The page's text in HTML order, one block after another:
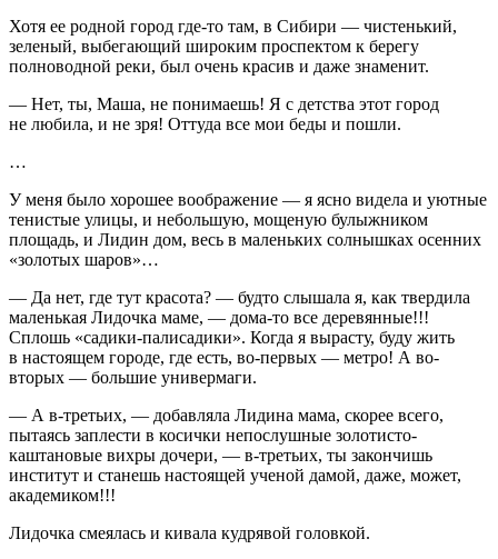
Хотя ее родной город где-то там, в Сибири — чистенький,
зеленый, выбегающий широким проспектом к берегу
полноводной реки, был очень красив и даже знаменит.
— Нет, ты, Маша, не понимаешь! Я с детства этот город
не любила, и не зря! Оттуда все мои беды и пошли.
…
У меня было хорошее воображение — я ясно видела и уютные
тенистые улицы, и небольшую, мощеную булыжником
площадь, и Лидин дом, весь в маленьких солнышках осенних
«золотых шаров»…
— Да нет, где тут красота? — будто слышала я, как твердила
маленькая Лидочка маме, — дома-то все деревянные!!!
Сплошь «садики-палисадики». Когда я вырасту, буду жить
в настоящем городе, где есть, во-первых — метро! А во-
вторых — большие универмаги.
— А в-третьих, — добавляла Лидина мама, скорее всего,
пытаясь заплести в косички непослушные золотисто-
каштановые вихры дочери, — в-третьих, ты закончишь
институт и станешь настоящей ученой дамой, даже, может,
академиком!!!
Лидочка смеялась и кивала кудрявой головкой.